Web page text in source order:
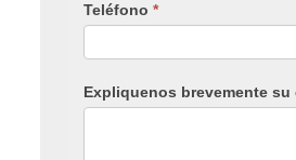
Teléfono*
Expliquenos brevemente